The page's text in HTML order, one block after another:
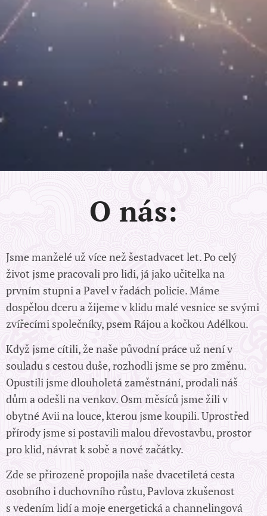
O nás:
Jsme manželé už více než šestadvacet let. Po celý
život jsme pracovali pro lidi, já jako učitelka na
prvním stupni a Pavel v řadách policie. Máme
dospělou dceru a žijeme v klidu malé vesnice se svými
zvířecími společníky, psem Rájou a kočkou Adélkou.
Když jsme cítili, že naše původní práce už není v
souladu s cestou duše, rozhodli jsme se pro změnu.
Opustili jsme dlouholetá zaměstnání, prodali náš
dům a odešli na venkov. Osm měsíců jsme žili v
obytné Avii na louce, kterou jsme koupili. Uprostřed
přírody jsme si postavili malou dřevostavbu, prostor
pro klid, návrat k sobě a nové začátky.
Zde se přirozeně propojila naše dvacetiletá cesta
osobního i duchovního růstu, Pavlova zkušenost
s vedením lidí a moje energetická a channelingová